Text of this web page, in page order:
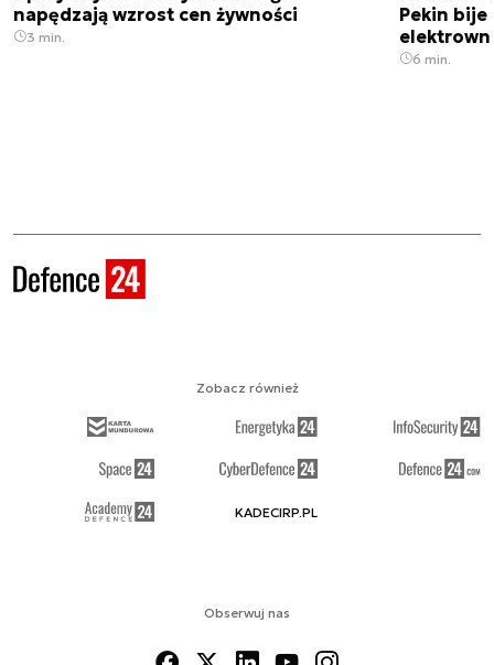
napędzają wzrost cen żywności
3 min.
Pekin bije
6 min.
Obserwuj nas
Zobacz również
KADECIRP.PL